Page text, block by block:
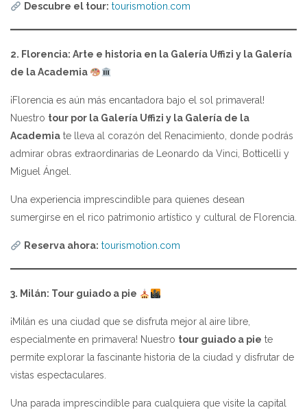
Descubre el tour: tourismotion.com
2. Florencia: Arte e historia en la Galería Uffizi y la Galería
de la Academia
¡Florencia es aún más encantadora bajo el sol primaveral!
Nuestro tour por la Galería Uffizi y la Galería de la
Academia te lleva al corazón del Renacimiento, donde podrás
admirar obras extraordinarias de Leonardo da Vinci, Botticelli y
Miguel Ángel.
Una experiencia imprescindible para quienes desean
sumergirse en el rico patrimonio artístico y cultural de Florencia.
Reserva ahora: tourismotion.com
3. Milán: Tour guiado a pie
¡Milán es una ciudad que se disfruta mejor al aire libre,
especialmente en primavera! Nuestro tour guiado a pie te
permite explorar la fascinante historia de la ciudad y disfrutar de
vistas espectaculares.
Una parada imprescindible para cualquiera que visite la capital